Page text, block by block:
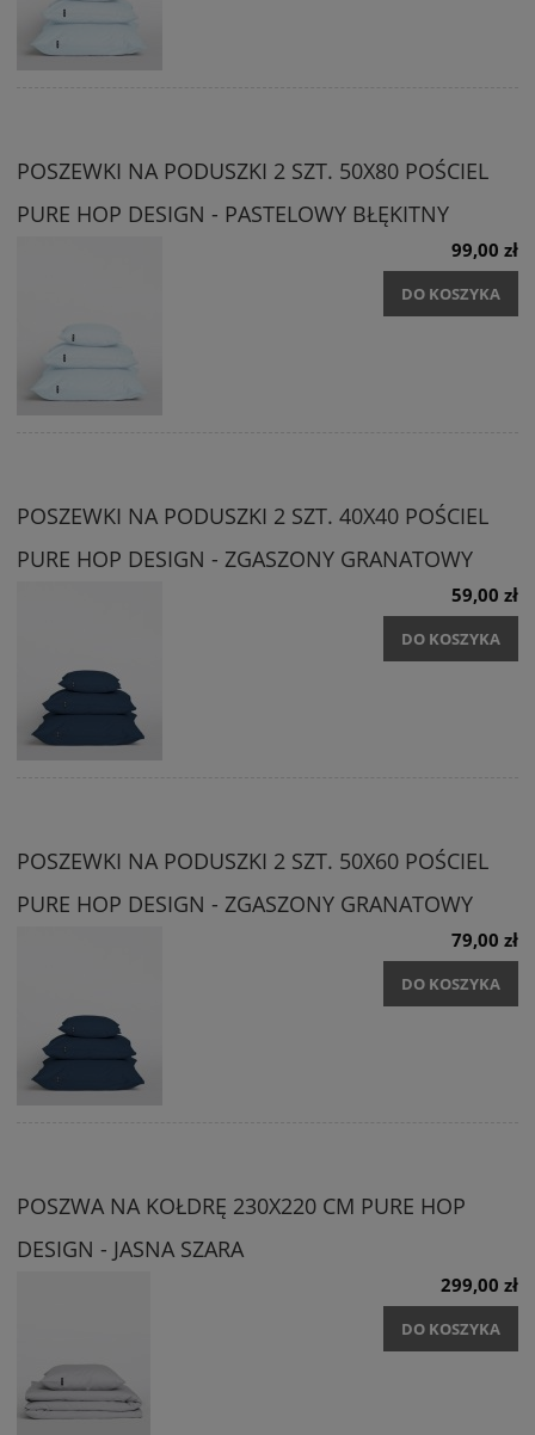
POSZEWKI NA PODUSZKI 2 SZT. 50X80 POŚCIEL
PURE HOP DESIGN - PASTELOWY BŁĘKITNY
99,00 zł
DO KOSZYKA
POSZEWKI NA PODUSZKI 2 SZT. 40X40 POŚCIEL
PURE HOP DESIGN - ZGASZONY GRANATOWY
59,00 zł
DO KOSZYKA
POSZEWKI NA PODUSZKI 2 SZT. 50X60 POŚCIEL
PURE HOP DESIGN - ZGASZONY GRANATOWY
79,00 zł
DO KOSZYKA
POSZWA NA KOŁDRĘ 230X220 CM PURE HOP
DESIGN - JASNA SZARA
299,00 zł
DO KOSZYKA